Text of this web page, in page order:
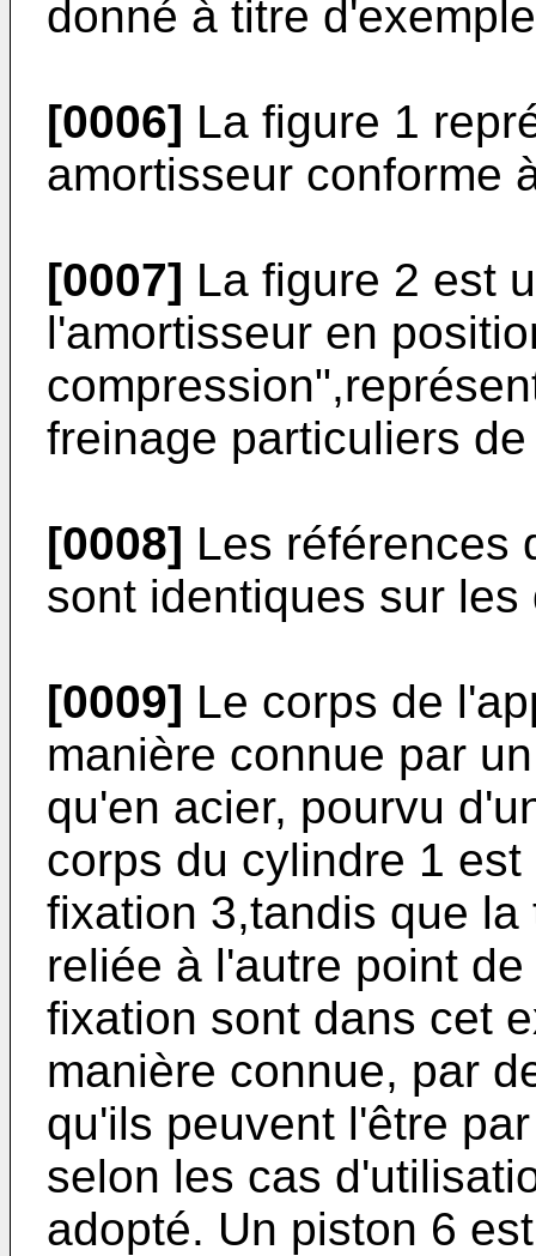
donné à titre
[0006] La figure 1
amortisseur conforme
[0007] La figure 2 est
l'amortisseur en
freinage particuliers
[0008] Les références
sont identiques sur les
[0009] Le corps de
manière connue par
qu'en acier, pourvu
corps du cylindre 1
fixation 3,tandis que
reliée à l'autre point
fixation sont dans cet
manière connue, par
qu'ils peuvent l'être
selon les cas
adopté. Un piston 6